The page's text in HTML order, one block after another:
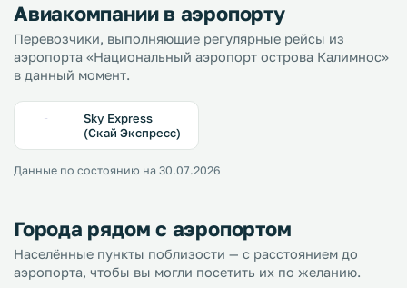
Авиакомпании в аэропорту
Перевозчики, выполняющие регулярные рейсы из
аэропорта «Национальный аэропорт острова Калимнос»
в данный момент.
Sky Express
(Скай Экспресс)
Данные по состоянию на 30.07.2026
Города рядом с аэропортом
Населённые пункты поблизости — с расстоянием до
аэропорта, чтобы вы могли посетить их по желанию.